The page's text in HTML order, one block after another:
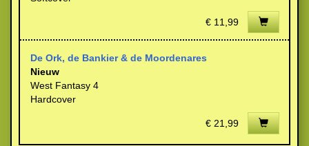
€ 11,99
De Ork, de Bankier & de Moordenares
Nieuw
West Fantasy 4
Hardcover
€ 21,99